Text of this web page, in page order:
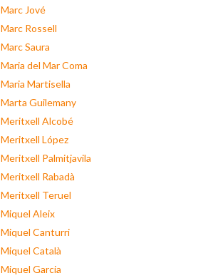
Marc Jové
Marc Rossell
Marc Saura
Maria del Mar Coma
Maria Martisella
Marta Guilemany
Meritxell Alcobé
Meritxell López
Meritxell Palmitjavila
Meritxell Rabadà
Meritxell Teruel
Miquel Aleix
Miquel Canturri
Miquel Català
Miquel Garcia